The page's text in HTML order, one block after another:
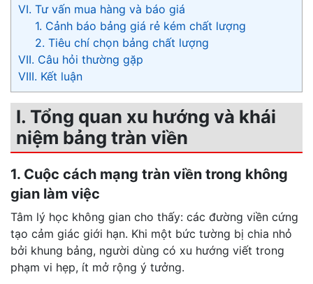
VI. Tư vấn mua hàng và báo giá
1. Cảnh báo bảng giá rẻ kém chất lượng
2. Tiêu chí chọn bảng chất lượng
VII. Câu hỏi thường gặp
VIII. Kết luận
I. Tổng quan xu hướng và khái
niệm bảng tràn viền
1. Cuộc cách mạng tràn viền trong không
gian làm việc
Tâm lý học không gian cho thấy: các đường viền cứng
tạo cảm giác giới hạn. Khi một bức tường bị chia nhỏ
bởi khung bảng, người dùng có xu hướng viết trong
phạm vi hẹp, ít mở rộng ý tưởng.